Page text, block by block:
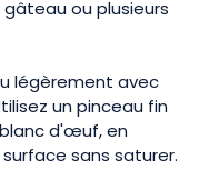
ou plusieurs
légèrement avec
un pinceau fin
d'œuf, en
sans saturer.